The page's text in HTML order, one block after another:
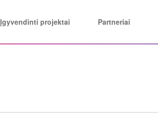
Įgyvendinti projektai Partneriai